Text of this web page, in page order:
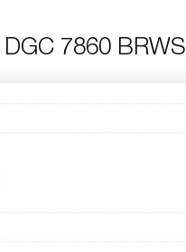
DGC 7860 BRWS